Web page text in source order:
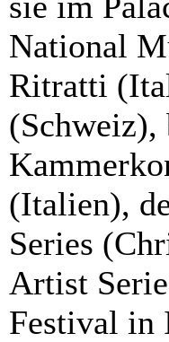
National
Ritratti
(Schweiz),
(Italien),
Series
Artist
Festival in